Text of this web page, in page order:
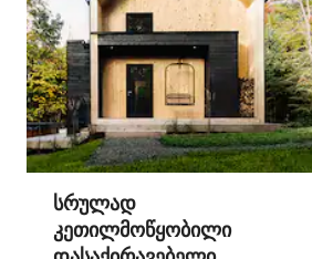
სრულად
კეთილმოწყობილი